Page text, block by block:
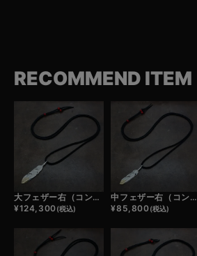
RECOMMEND ITEM
大フェザー右（コンビ）×鹿革紐×アンティークビーズ/ネックレスカスタム
¥124,300(税込)
中フェザー右（コンビ）×鹿革紐×アンティークビーズ/ネックレスカスタム
¥85,800(税込)